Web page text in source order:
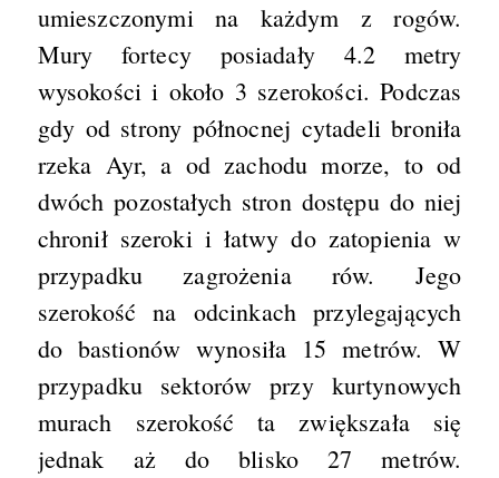
umieszczonymi na każdym z rogów.
Mury fortecy posiadały 4.2 metry
wysokości i około 3 szerokości. Podczas
gdy od strony północnej cytadeli broniła
rzeka Ayr, a od zachodu morze, to od
dwóch pozostałych stron dostępu do niej
chronił szeroki i łatwy do zatopienia w
przypadku zagrożenia rów. Jego
szerokość na odcinkach przylegających
do bastionów wynosiła 15 metrów. W
przypadku sektorów przy kurtynowych
murach szerokość ta zwiększała się
jednak aż do blisko 27 metrów.